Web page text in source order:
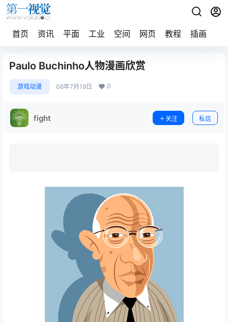
首页 资讯 平面 工业 空间 网页 教程 插画
Paulo Buchinho人物漫画欣赏
游戏动漫 06年7月19日 0
fight 关注 私信